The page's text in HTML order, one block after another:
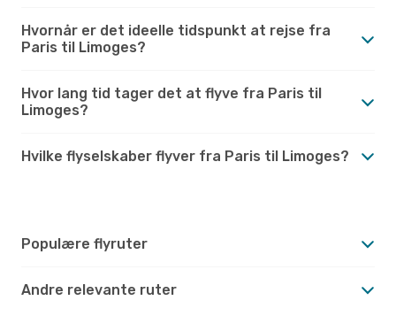
Hvornår er det ideelle tidspunkt at rejse fra
Paris til Limoges?
Hvor lang tid tager det at flyve fra Paris til
Limoges?
Hvilke flyselskaber flyver fra Paris til Limoges?
Populære flyruter
Andre relevante ruter